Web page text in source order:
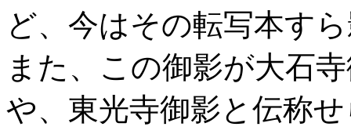
ど、今はその転写本す
また、この御影が大石
や、東光寺御影と伝称